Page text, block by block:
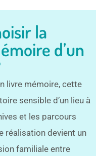
la
d’un
livre mémoire, cette
sensible d’un lieu à
et les parcours
réalisation devient un
familiale entre